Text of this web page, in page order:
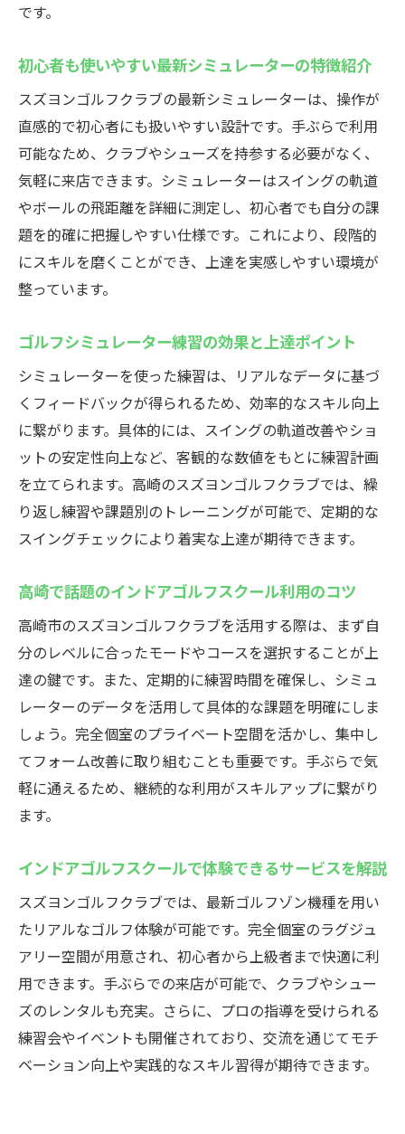
です。
初心者も使いやすい最新シミュレーターの特徴紹介
スズヨンゴルフクラブの最新シミュレーターは、操作が
直感的で初心者にも扱いやすい設計です。手ぶらで利用
可能なため、クラブやシューズを持参する必要がなく、
気軽に来店できます。シミュレーターはスイングの軌道
やボールの飛距離を詳細に測定し、初心者でも自分の課
題を的確に把握しやすい仕様です。これにより、段階的
にスキルを磨くことができ、上達を実感しやすい環境が
整っています。
ゴルフシミュレーター練習の効果と上達ポイント
シミュレーターを使った練習は、リアルなデータに基づ
くフィードバックが得られるため、効率的なスキル向上
に繋がります。具体的には、スイングの軌道改善やショ
ットの安定性向上など、客観的な数値をもとに練習計画
を立てられます。高崎のスズヨンゴルフクラブでは、繰
り返し練習や課題別のトレーニングが可能で、定期的な
スイングチェックにより着実な上達が期待できます。
高崎で話題のインドアゴルフスクール利用のコツ
高崎市のスズヨンゴルフクラブを活用する際は、まず自
分のレベルに合ったモードやコースを選択することが上
達の鍵です。また、定期的に練習時間を確保し、シミュ
レーターのデータを活用して具体的な課題を明確にしま
しょう。完全個室のプライベート空間を活かし、集中し
てフォーム改善に取り組むことも重要です。手ぶらで気
軽に通えるため、継続的な利用がスキルアップに繋がり
ます。
インドアゴルフスクールで体験できるサービスを解説
スズヨンゴルフクラブでは、最新ゴルフゾン機種を用い
たリアルなゴルフ体験が可能です。完全個室のラグジュ
アリー空間が用意され、初心者から上級者まで快適に利
用できます。手ぶらでの来店が可能で、クラブやシュー
ズのレンタルも充実。さらに、プロの指導を受けられる
練習会やイベントも開催されており、交流を通じてモチ
ベーション向上や実践的なスキル習得が期待できます。